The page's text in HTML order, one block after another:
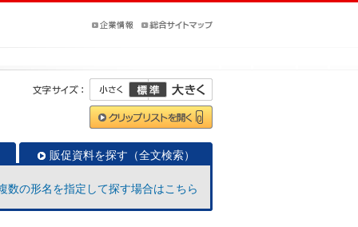
販促資料を探す（全文検索）
数の形名を指定して探す場合はこちら